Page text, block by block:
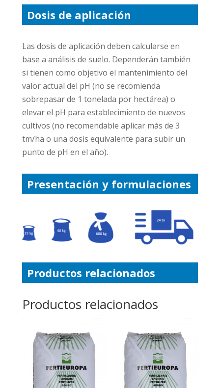
Dosis de aplicación
Las dosis de aplicación deben calcularse en
base a análisis de suelo. Dependerán también
si tienen como objetivo el mantenimiento del
valor actual del pH (no se recomienda
sobrepasar de 1 tonelada por hectárea) o
elevar el pH para establecimiento de nuevos
cultivos (no recomendable aplicar más de 3
tm/ha o una dosis equivalente para subir un
punto de pH en el año).
Presentación y formulaciones
Productos relacionados
Productos relacionados